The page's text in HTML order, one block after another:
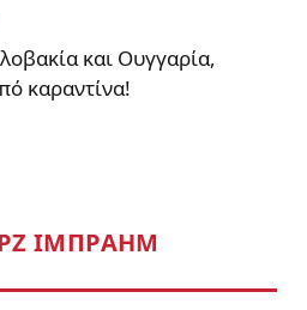
και Ουγγαρία,
καραντίνα!
ΙΜΠΡΑΗΜ